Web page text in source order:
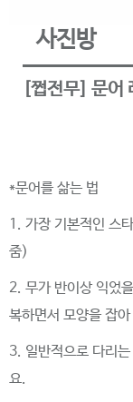
사진방
[쩝전무] 문어
*문어를 삶는 법
1. 가장 기본적인 스
줌)
2. 무가 반이상 익었
복하면서 모양을 잡
3. 일반적으로 다리는
요.